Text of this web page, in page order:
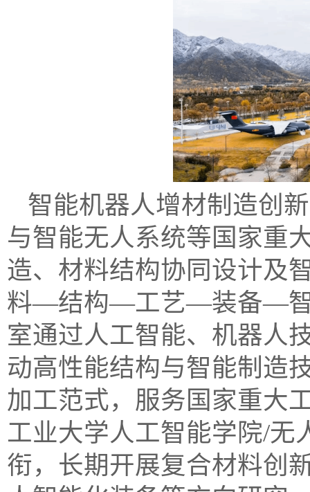
智能机器人增材制造创
与智能无人系统等国家重
造、材料结构协同设计及
料—结构—工艺—装备—智
室通过人工智能、机器人
动高性能结构与智能制造
加工范式，服务国家重大
工业大学人工智能学院/无
衔，长期开展复合材料创